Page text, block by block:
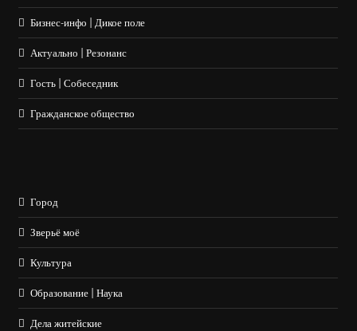
Бизнес-инфо | Дикое поле
Актуально | Резонанс
Гость | Собеседник
Гражданское общество
Город
Зверьё моё
Культура
Образование | Наука
Дела житейские